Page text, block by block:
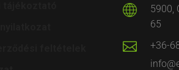
5900,
65
+36-